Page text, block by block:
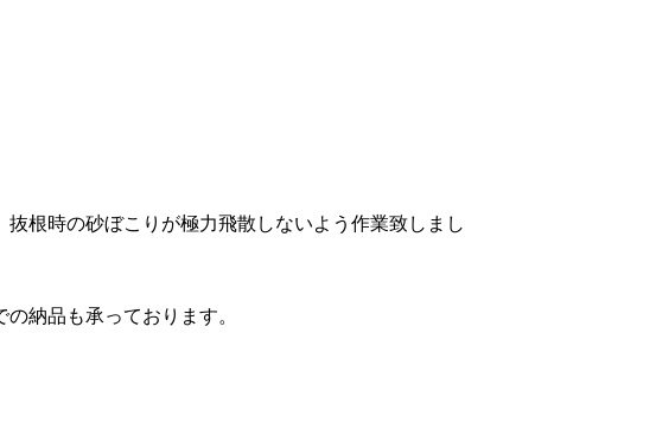
根時の砂ぼこりが極力飛散しないよう作業致しまし
納品も承っております。